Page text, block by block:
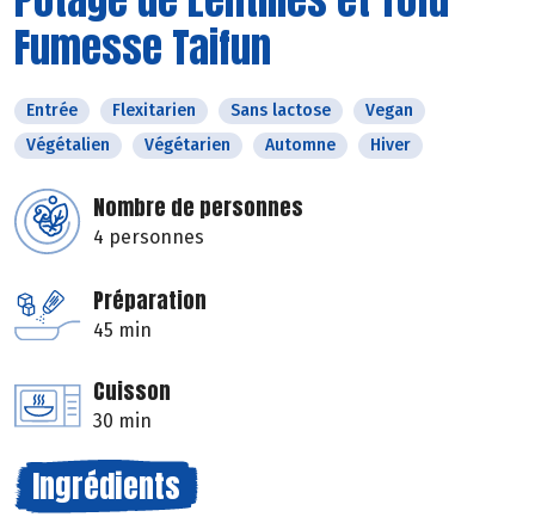
Fumesse Taifun
Entrée Flexitarien Sans lactose
Vegan
Végétalien
Végétarien Automne Hiver
Nombre de personnes
4 personnes
Préparation
45 min
Cuisson
30 min
Ingrédients